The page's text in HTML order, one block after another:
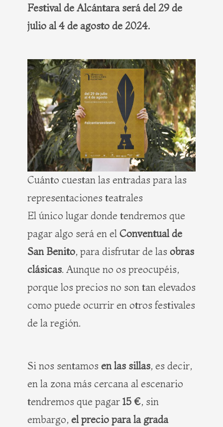
Festival de Alcántara será del 29 de
julio al 4 de agosto de 2024.
Cuánto cuestan las entradas para las
representaciones teatrales
El único lugar donde tendremos que
pagar algo será en el Conventual de
San Benito, para disfrutar de las obras
clásicas. Aunque no os preocupéis,
porque los precios no son tan elevados
como puede ocurrir en otros festivales
de la región.
Si nos sentamos en las sillas, es decir,
en la zona más cercana al escenario
tendremos que pagar 15 €, sin
embargo, el precio para la grada